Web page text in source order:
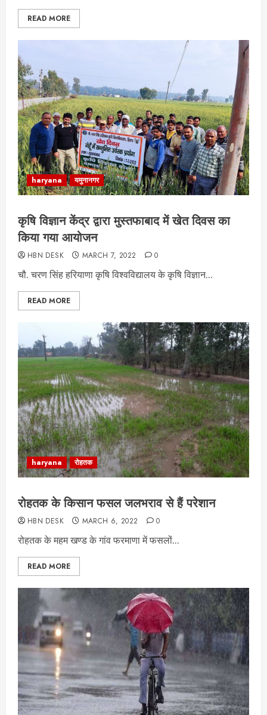
READ MORE
haryana यमुनानगर
कृषि विज्ञान केंद्र द्वारा मुस्तफाबाद में खेत दिवस का
किया गया आयोजन
HBN DESK MARCH 7, 2022 0
चौ. चरण सिंह हरियाणा कृषि विश्वविद्यालय के कृषि विज्ञान...
READ MORE
haryana रोहतक
रोहतक के किसान फसल जलभराव से हैं परेशान
HBN DESK MARCH 6, 2022 0
रोहतक के महम खण्ड के गांव फरमाणा में फसलों...
READ MORE